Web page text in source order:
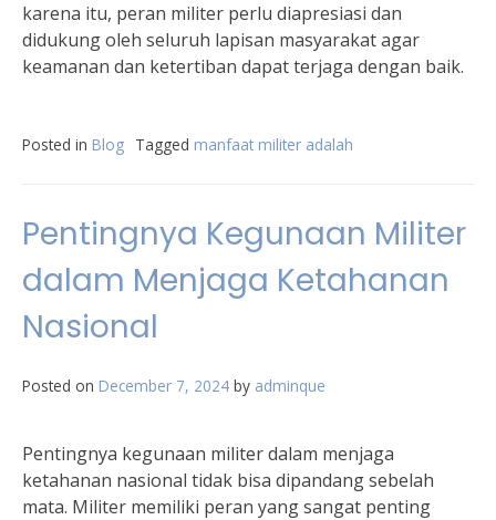
karena itu, peran militer perlu diapresiasi dan
didukung oleh seluruh lapisan masyarakat agar
keamanan dan ketertiban dapat terjaga dengan baik.
Posted in Blog Tagged manfaat militer adalah
Pentingnya Kegunaan Militer
dalam Menjaga Ketahanan
Nasional
Posted on December 7, 2024 by adminque
Pentingnya kegunaan militer dalam menjaga
ketahanan nasional tidak bisa dipandang sebelah
mata. Militer memiliki peran yang sangat penting